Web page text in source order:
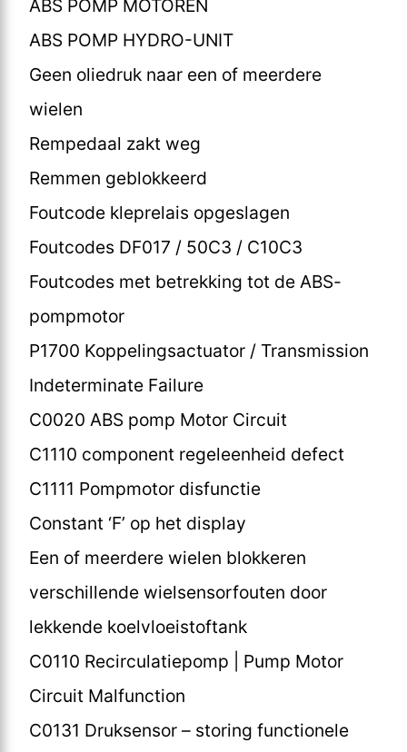
ABS POMP MOTOREN
ABS POMP HYDRO-UNIT
Geen oliedruk naar een of meerdere
wielen
Rempedaal zakt weg
Remmen geblokkeerd
Foutcode kleprelais opgeslagen
Foutcodes DF017 / 50C3 / C10C3
Foutcodes met betrekking tot de ABS-
pompmotor
P1700 Koppelingsactuator / Transmission
Indeterminate Failure
C0020 ABS pomp Motor Circuit
C1110 component regeleenheid defect
C1111 Pompmotor disfunctie
Constant ‘F’ op het display
Een of meerdere wielen blokkeren
verschillende wielsensorfouten door
lekkende koelvloeistoftank
C0110 Recirculatiepomp | Pump Motor
Circuit Malfunction
C0131 Druksensor – storing functionele